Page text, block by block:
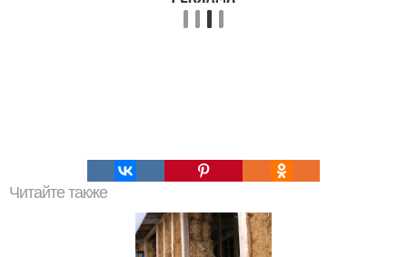
Читайте также